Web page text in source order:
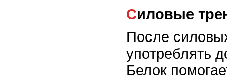
Силовые
После
употреблять
Белок